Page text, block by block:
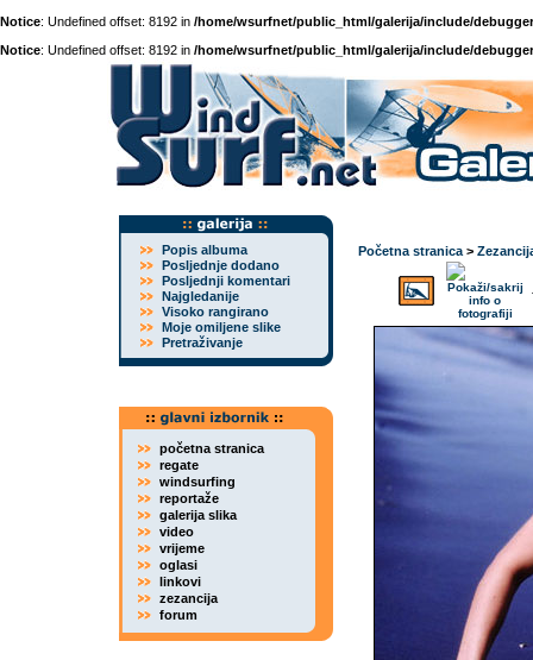
Notice: Undefined offset: 8192 in /home/wsurfnet/public_html/galerija/include/
Notice: Undefined offset: 8192 in /home/wsurfnet/public_html/galerija/include/
Popis albuma
Posljednje dodano
Posljednji komentari
Najgledanije
Visoko rangirano
Moje omiljene slike
Pretraživanje
početna stranica
regate
windsurfing
reportaže
galerija slika
video
vrijeme
oglasi
linkovi
zezancija
forum
Početna stranica >